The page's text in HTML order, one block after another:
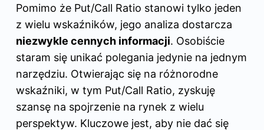
Pomimo że Put/Call Ratio stanowi tylko jeden
z wielu wskaźników, jego analiza dostarcza
niezwykle cennych informacji. Osobiście
staram się unikać polegania jedynie na jednym
narzędziu. Otwierając się na różnorodne
wskaźniki, w tym Put/Call Ratio, zyskuję
szansę na spojrzenie na rynek z wielu
perspektyw. Kluczowe jest, aby nie dać się